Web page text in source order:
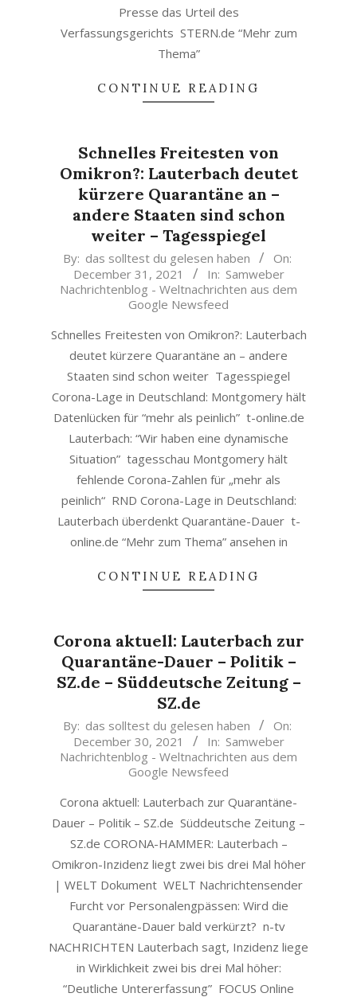
Presse das Urteil des
Verfassungsgerichts STERN.de “Mehr zum
Thema”
CONTINUE READING
Schnelles Freitesten von
Omikron?: Lauterbach deutet
kürzere Quarantäne an –
andere Staaten sind schon
weiter – Tagesspiegel
2021-
31
By: das solltest du gelesen haben
On:
December 31, 2021
In: Samweber
Nachrichtenblog - Weltnachrichten aus dem
Google Newsfeed
Schnelles Freitesten von Omikron?: Lauterbach
deutet kürzere Quarantäne an – andere
Staaten sind schon weiter Tagesspiegel
Corona-Lage in Deutschland: Montgomery hält
Datenlücken für “mehr als peinlich” t-online.de
Lauterbach: “Wir haben eine dynamische
Situation” tagesschau Montgomery hält
fehlende Corona-Zahlen für „mehr als
peinlich“ RND Corona-Lage in Deutschland:
Lauterbach überdenkt Quarantäne-Dauer t-
online.de “Mehr zum Thema” ansehen in
CONTINUE READING
Corona aktuell: Lauterbach zur
Quarantäne-Dauer – Politik –
SZ.de – Süddeutsche Zeitung –
SZ.de
2021-
30
By: das solltest du gelesen haben
On:
December 30, 2021
In: Samweber
Nachrichtenblog - Weltnachrichten aus dem
Google Newsfeed
Corona aktuell: Lauterbach zur Quarantäne-
Dauer – Politik – SZ.de Süddeutsche Zeitung –
SZ.de CORONA-HAMMER: Lauterbach –
Omikron-Inzidenz liegt zwei bis drei Mal höher
| WELT Dokument WELT Nachrichtensender
Furcht vor Personalengpässen: Wird die
Quarantäne-Dauer bald verkürzt? n-tv
NACHRICHTEN Lauterbach sagt, Inzidenz liege
in Wirklichkeit zwei bis drei Mal höher:
“Deutliche Untererfassung” FOCUS Online